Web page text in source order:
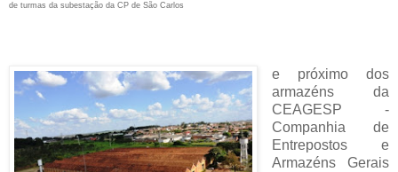
de turmas da subestação da CP de São Carlos
e próximo dos
armazéns da
CEAGESP -
Companhia de
Entrepostos e
Armazéns Gerais